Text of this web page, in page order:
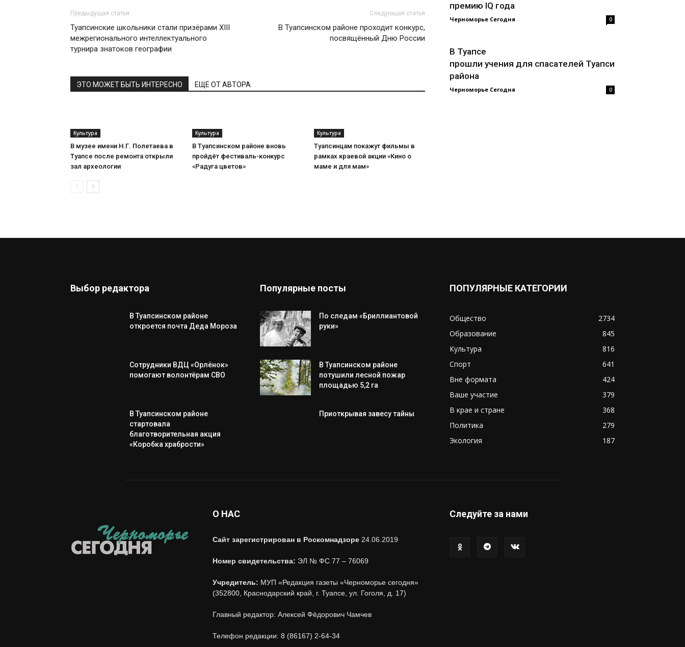
Предыдущая статья
Туапсинские школьники стали призёрами XIII
межрегионального интеллектуального
турнира знатоков географии
Следующая статья
В Туапсинском районе проходит конкурс,
посвящённый Дню России
ЭТО МОЖЕТ БЫТЬ ИНТЕРЕСНО ЕЩЕ ОТ АВТОРА
Культура
В музее имени Н.Г. Полетаева в
Туапсе после ремонта открыли
зал археологии
Культура
В Туапсинском районе вновь
пройдёт фестиваль-конкурс
«Радуга цветов»
Культура
Туапсинцам покажут фильмы в
рамках краевой акции «Кино о
маме и для мам»
премию IQ года
Черноморье Сегодня - 0
В Туапсе
прошли учения для спасателей Туапсинского
района
Черноморье Сегодня - 0
Выбор редактора
В Туапсинском районе
откроется почта Деда Мороза
Сотрудники ВДЦ «Орлёнок»
помогают волонтёрам СВО
В Туапсинском районе
стартовала
благотворительная акция
«Коробка храбрости»
Популярные посты
По следам «Бриллиантовой
руки»
В Туапсинском районе
потушили лесной пожар
площадью 5,2 га
Приоткрывая завесу тайны
ПОПУЛЯРНЫЕ КАТЕГОРИИ
Общество
2734
Образование
845
Культура
816
Спорт
641
Вне формата
424
Ваше участие
379
В крае и стране
368
Политика
279
Экология
187
О НАС
Сайт зарегистрирован в Роскомнадзоре 24.06.2019
Номер свидетельства: ЭЛ № ФС 77 – 76069
Учредитель: МУП «Редакция газеты «Черноморье сегодня»
(352800, Краснодарский край, г. Туапсе, ул. Гоголя, д. 17)
Главный редактор: Алексей Фёдорович Чамчев
Телефон редакции: 8 (86167) 2-64-34
Следуйте за нами